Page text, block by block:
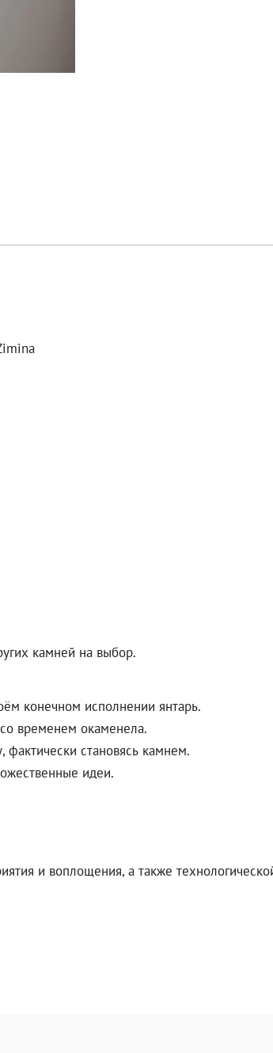
камней на выбор.
конечном исполнении янтарь.
временем окаменела.
становясь камнем.
идеи.
и воплощения, а также